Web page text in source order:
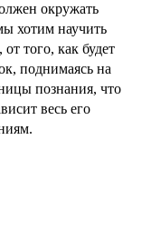
окружать
хотим научить
того, как будет
поднимаясь на
познания, что
весь его